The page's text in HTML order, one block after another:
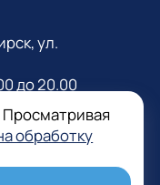
ул.
до 20.00
обработку